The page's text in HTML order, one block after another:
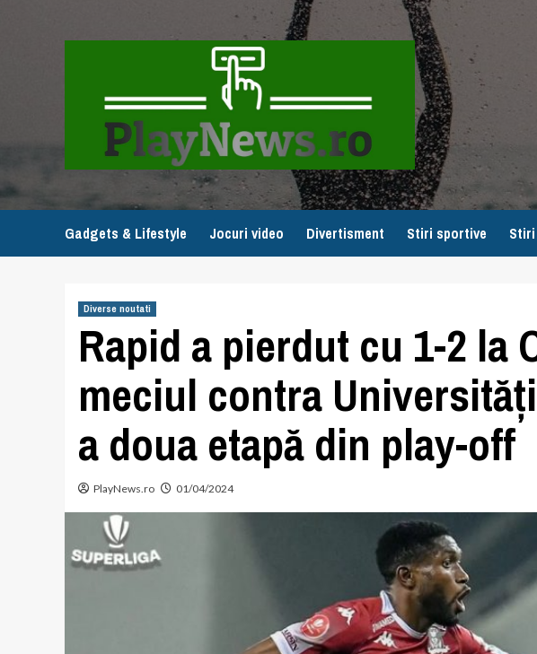
Gadgets & Lifestyle Jocuri video Divertisment Stiri sportive
Diverse noutati
Rapid a pierdut cu 1-2 la
meciul contra
a doua etapă din play-off
PlayNews.ro 01/04/2024